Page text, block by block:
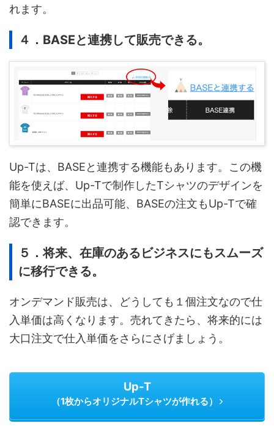
れます。
４．BASEと連携して販売できる。
Up-Tは、BASEと連携する機能もあります。この機
能を使えば、Up-Tで制作したTシャツのデザインを
簡単にBASEに出品可能、BASEの注文もUp-Tで確
認できます。
５．将来、在庫のあるビジネスにもスムーズ
に移行できる。
オンデマンド販売は、どうしても１個注文なので仕
入単価は高くなります。売れてきたら、将来的には
大口注文で仕入単価をさらにさげましょう。
Up-T
（1枚からオリジナルTシャツが作れる）